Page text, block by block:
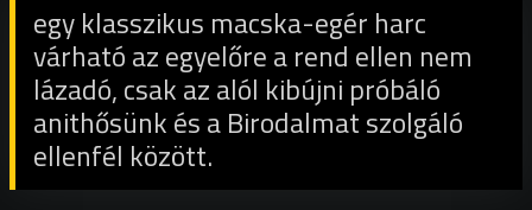
egy klasszikus macska-egér harc
várható az egyelőre a rend ellen nem
lázadó, csak az alól kibújni próbáló
anithősünk és a Birodalmat szolgáló
ellenfél között.